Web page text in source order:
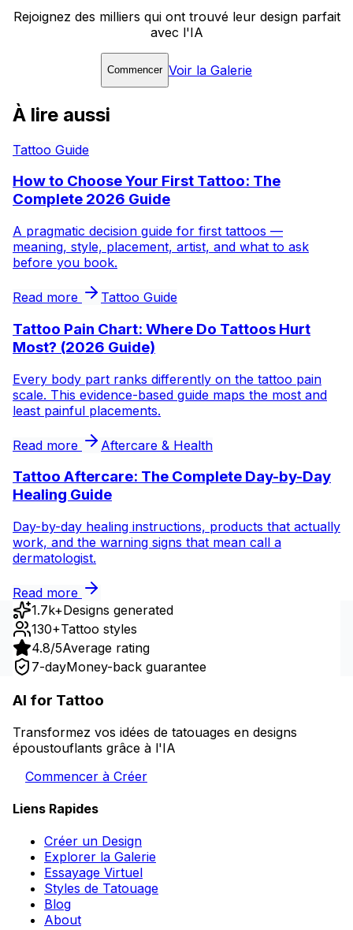
Rejoignez des milliers qui ont trouvé leur design parfait
avec l'IA
Commencer Voir la Galerie
À lire aussi
Tattoo Guide
How to Choose Your First Tattoo: The
Complete 2026 Guide
A pragmatic decision guide for first tattoos —
meaning, style, placement, artist, and what to ask
before you book.
Read more Tattoo Guide
Tattoo Pain Chart: Where Do Tattoos Hurt
Most? (2026 Guide)
Every body part ranks differently on the tattoo pain
scale. This evidence-based guide maps the most and
least painful placements.
Read more Aftercare & Health
Tattoo Aftercare: The Complete Day-by-Day
Healing Guide
Day-by-day healing instructions, products that actually
work, and the warning signs that mean call a
dermatologist.
Read more
1.7k+Designs generated
130+Tattoo styles
4.8/5Average rating
7-dayMoney-back guarantee
AI for Tattoo
Transformez vos idées de tatouages en designs
époustouflants grâce à l'IA
Commencer à Créer
Liens Rapides
Créer un Design
Explorer la Galerie
Essayage Virtuel
Styles de Tatouage
Blog
About